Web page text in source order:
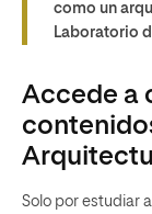
como un
Laboratorio
Accede a
Solo por estudiar